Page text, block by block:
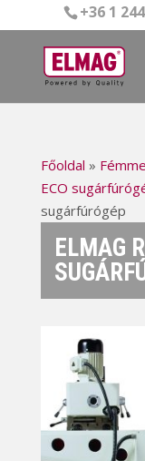
+36 1
Főoldal »
ECO
sugárfúrógép
ELMAG